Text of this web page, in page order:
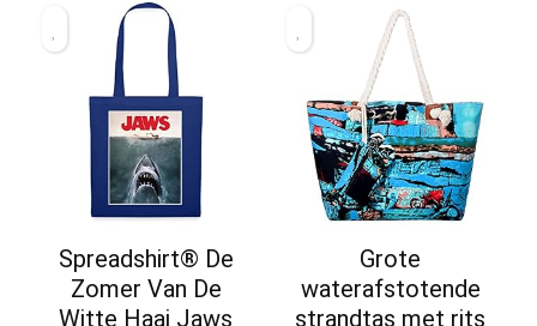
Spreadshirt® De
Zomer Van De
Witte Haai Jaws
Grote
waterafstotende
strandtas met rits